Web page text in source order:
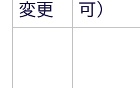
変更
可）